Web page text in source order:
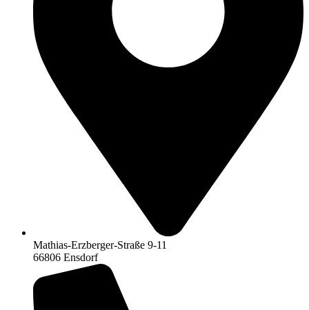
Mathias-Erzberger-Straße 9-11
66806 Ensdorf